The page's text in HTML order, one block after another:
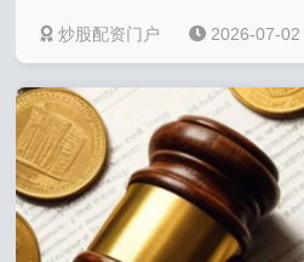
炒股配资门户 2026-07-02